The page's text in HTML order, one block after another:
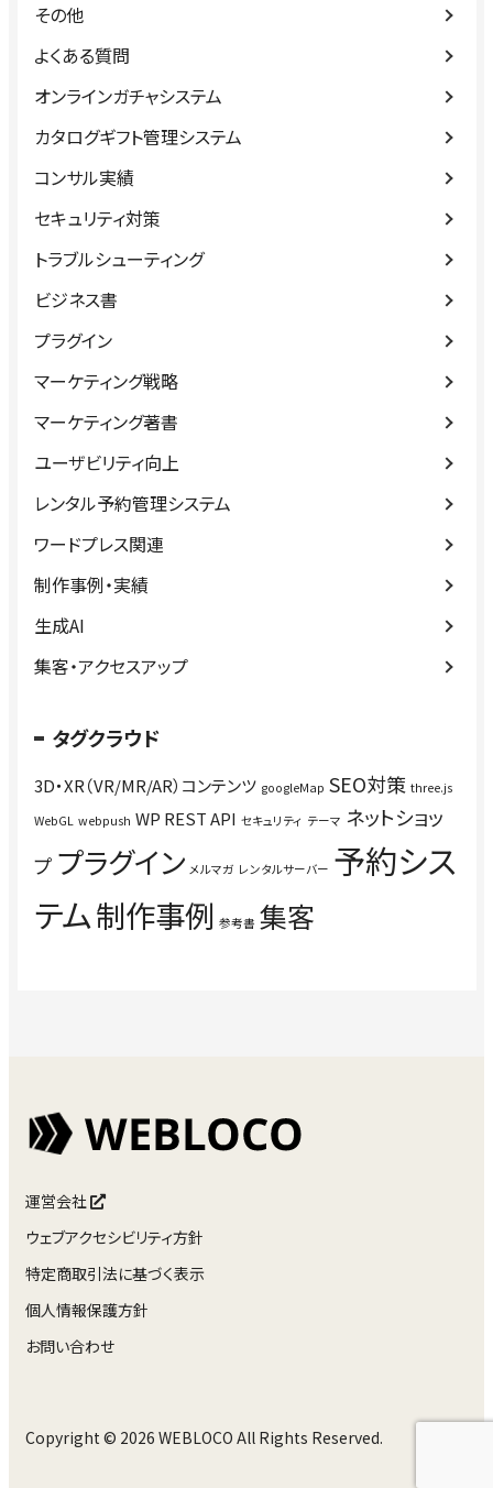
その他
よくある質問
オンラインガチャシステム
カタログギフト管理システム
コンサル実績
セキュリティ対策
トラブルシューティング
ビジネス書
プラグイン
マーケティング戦略
マーケティング著書
ユーザビリティ向上
レンタル予約管理システム
ワードプレス関連
制作事例・実績
生成AI
集客・アクセスアップ
タグクラウド
3D・XR（VR/MR/AR）コンテンツ googleMap SEO対策 three.js
WebGL webpush WP REST API セキュリティ テーマ ネットショッ
プ プラグイン メルマガ レンタルサーバー 予約シス
テム制作事例 参考書 集客
運営会社
ウェブアクセシビリティ方針
特定商取引法に基づく表示
個人情報保護方針
お問い合わせ
Copyright © 2026 WEBLOCO All Rights Reserved.